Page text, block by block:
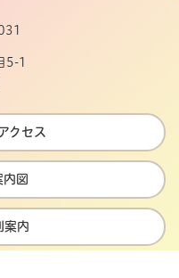
5-1
クセス
図
案内